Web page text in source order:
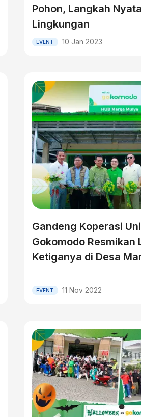
Pohon, Langkah
Lingkungan
EVENT 10 Jan 2023
Gandeng Koperasi
Gokomodo Resmikan
Ketiganya di Desa
EVENT 11 Nov 2022